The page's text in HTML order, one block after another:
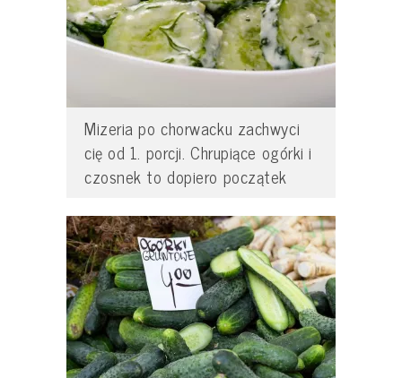
Mizeria po chorwacku zachwyci
cię od 1. porcji. Chrupiące ogórki i
czosnek to dopiero początek